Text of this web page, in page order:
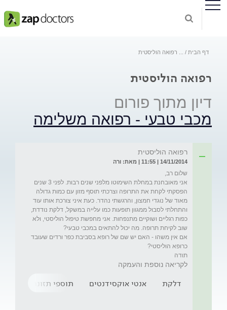
דף הבית רפואה הוליסטית
רפואה הוליסטית
דיון מתוך פורום
מכבי טבעי - רפואה משלימה
רפואה הוליסטית
14/11/2014 | 11:55 | מאת: ורה
אני מאובחנת במחלת השימוטו מלפני שנים רבות. לפני 3 שנים
הפסקתי לקחת את התרופה וצרכתי תוסף מזון עם כמות גדולה
מאוד של נוגדי חמצון, והרגשתי נהדר. כעת איני צורכת אותו עוד
והתחלתי לסבול ממגוון תופעות כמו עלייה במשקל, דלקת נודדת,
כפות רגליים ושוקיים מתנפחות. אני מחפשת טיפול הוליסטי, ולא
אם אין משהו - האם יש שם של רופא בסביבת כפר ורדים שעובד
תודה
לקריאה נוספת והעמקה
דלקת אנטי אוקסידנטים תוספי תזונה